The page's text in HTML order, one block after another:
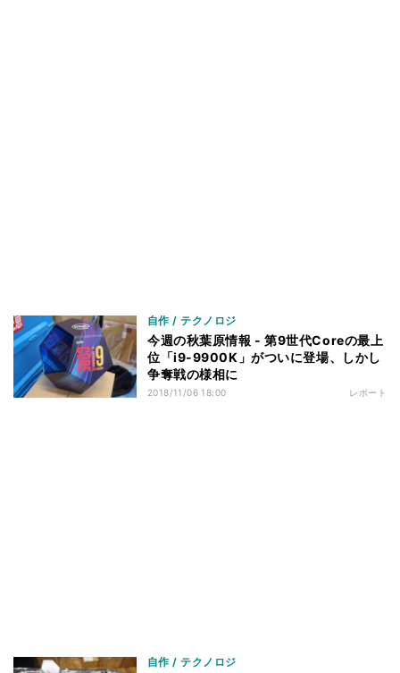
自作 / テクノロジ
今週の秋葉原情報 - 第9世代Coreの最上
位「i9-9900K」がついに登場、しかし
争奪戦の様相に
2018/11/06 18:00 レポート
自作 / テクノロジ